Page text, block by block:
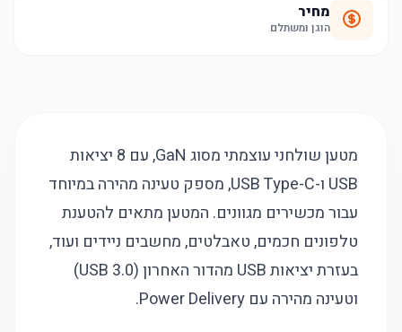
מחיר
הוגן ומשתלם
מטען שולחני עוצמתי מסוג GaN, עם 8 יציאות
USB ו-USB Type-C, מספק טעינה מהירה במיוחד
עבור מכשירים מגוונים. המטען מתאים להטענת
טלפונים חכמים, טאבלטים, מחשבים ניידים ועוד,
בעזרת יציאות USB מהדור האחרון (USB 3.0)
וטעינה מהירה עם Power Delivery.